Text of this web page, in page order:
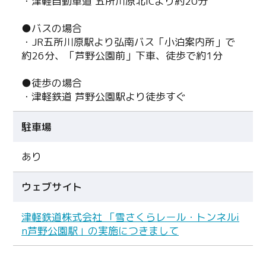
●バスの場合
・JR五所川原駅より弘南バス「小泊案内所」で
約26分、「芦野公園前」下車、徒歩で約1分
●徒歩の場合
・津軽鉄道 芦野公園駅より徒歩すぐ
駐車場
あり
ウェブサイト
津軽鉄道株式会社 「雪さくらレール・トンネルi
n芦野公園駅」の実施につきまして
Twitter
Facebook